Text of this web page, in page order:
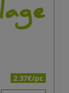
2.37€/pc